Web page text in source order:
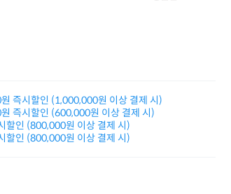
적립금 페이백!
Dell 구매왕
상품권 30만원
삼성모니터 여름맞이
즉시할인 (1,000,000원 이상 결제 시)
즉시할인 (600,000원 이상 결제 시)
할인 (800,000원 이상 결제 시)
할인 (800,000원 이상 결제 시)